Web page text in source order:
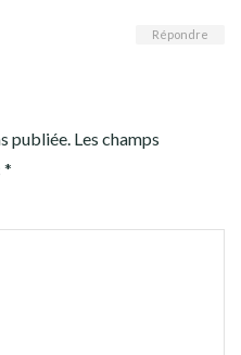
Répondre
publiée. Les champs
*